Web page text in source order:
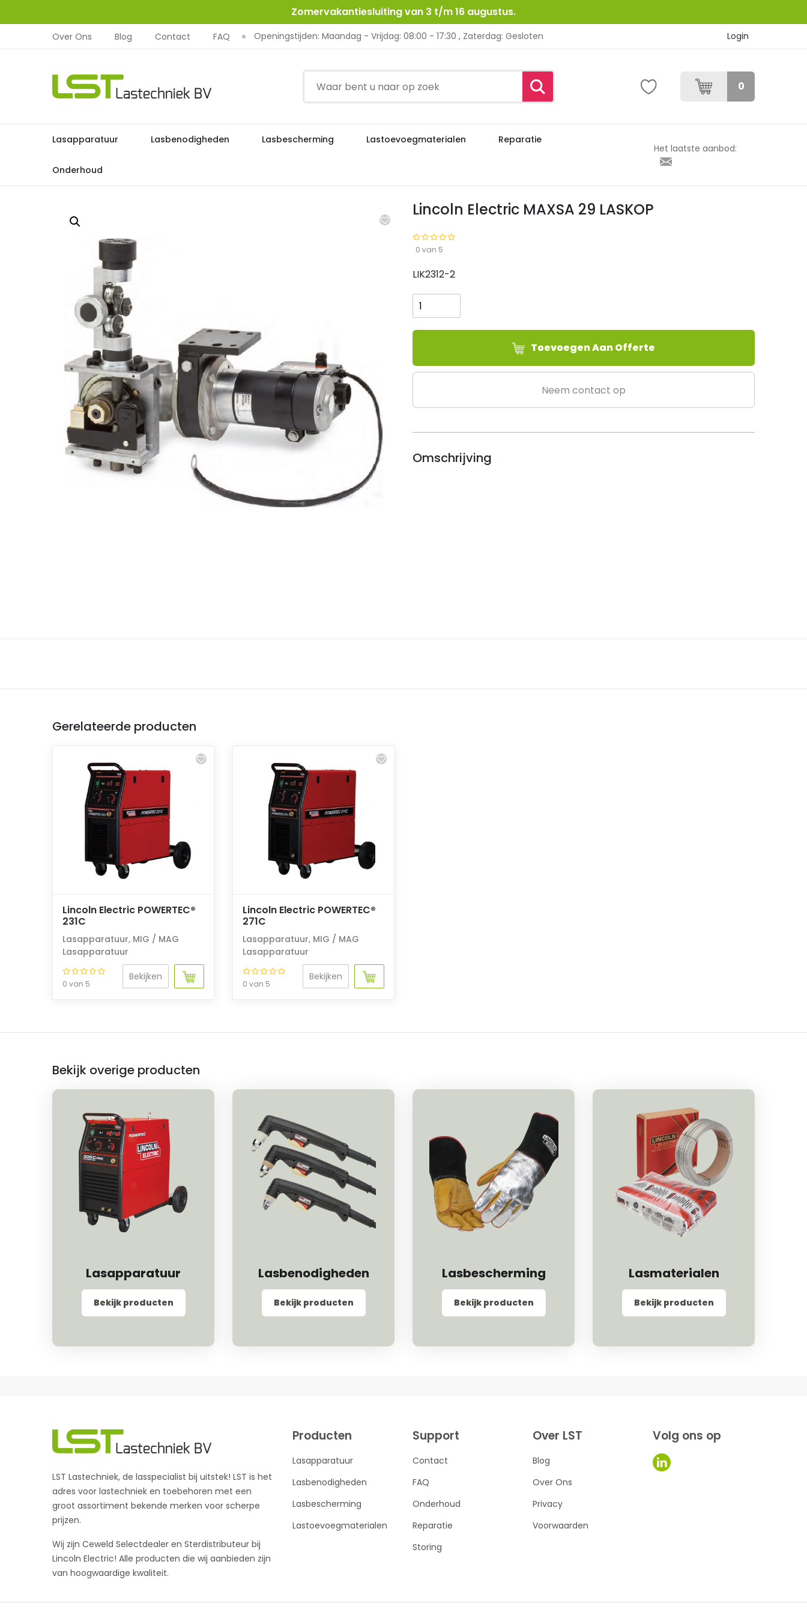
Zomervakantiesluiting van 3 t/m 16 augustus.
Over Ons Blog Contact FAQ Openingstijden: Maandag - Vrijdag: 08:00 - 17:30 , Zaterdag: Gesloten Login
0
Lasapparatuur Lasbenodigheden Lasbescherming Lastoevoegmaterialen Reparatie
Onderhoud
Het laatste aanbod:
Home Lasapparatuur OP Lasapparatuur Lincoln Electric MAXSA 29 LASKOP
Lincoln Electric MAXSA 29 LASKOP
0 van 5
LIK2312-2
Electric
MAXSA
29
aantal
Toevoegen Aan Offerte
Neem contact op
Omschrijving
Gerelateerde producten
Lincoln Electric POWERTEC®
231C
Lasapparatuur, MIG / MAG
Lasapparatuur
0 van 5
Bekijken
Lincoln Electric POWERTEC®
271C
Lasapparatuur, MIG / MAG
Lasapparatuur
0 van 5
Bekijken
Bekijk overige producten
Lasapparatuur
Bekijk producten
Lasbenodigheden
Bekijk producten
Lasbescherming
Bekijk producten
Lasmaterialen
Bekijk producten
LST Lastechniek, de lasspecialist bij uitstek! LST is het
adres voor lastechniek en toebehoren met een
groot assortiment bekende merken voor scherpe
prijzen.
Wij zijn Ceweld Selectdealer en Sterdistributeur bij
Lincoln Electric! Alle producten die wij aanbieden zijn
van hoogwaardige kwaliteit.
Producten
Lasapparatuur
Lasbenodigheden
Lasbescherming
Lastoevoegmaterialen
Support
Contact
FAQ
Onderhoud
Reparatie
Storing
Over LST
Blog
Over Ons
Privacy
Voorwaarden
Volg ons op